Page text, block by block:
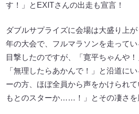
す！」とEXITさんの出走も宣言！
ダブルサプライズに会場は大盛り上
年の大会で、フルマラソンを走って
目撃したのですが、「寛平ちゃんや！
「無理したらあかんで！」と沿道に
ーの方、ほぼ全員から声をかけられ
もとのスターか……！」とその凄さを